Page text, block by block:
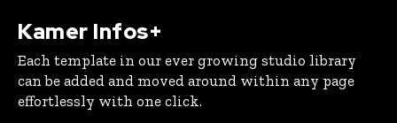
Kamer Infos+
Each template in our ever growing studio library
can be added and moved around within any page
effortlessly with one click.